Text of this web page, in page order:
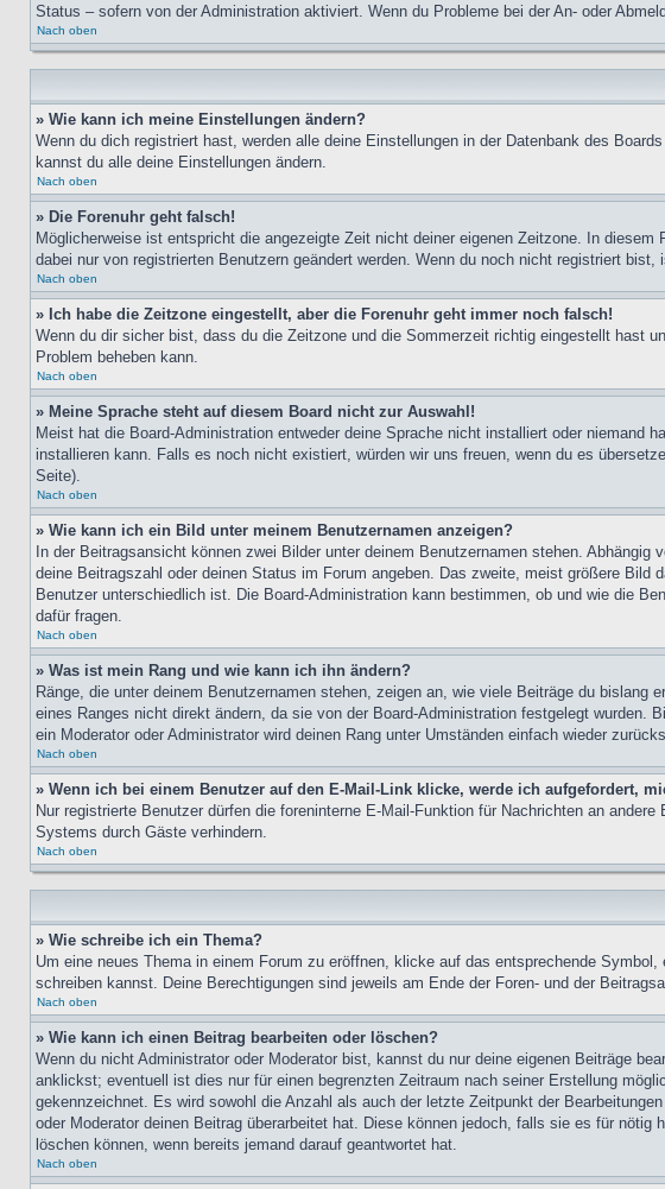
Status – sofern von der Administration aktiviert. Wenn du Probleme bei der An- oder
Nach oben
» Wie kann ich meine Einstellungen ändern?
Wenn du dich registriert hast, werden alle deine Einstellungen in der Datenbank des
kannst du alle deine Einstellungen ändern.
Nach oben
» Die Forenuhr geht falsch!
Möglicherweise ist entspricht die angezeigte Zeit nicht deiner eigenen Zeitzone. In
dabei nur von registrierten Benutzern geändert werden. Wenn du noch nicht registriert
Nach oben
» Ich habe die Zeitzone eingestellt, aber die Forenuhr geht immer noch falsch!
Wenn du dir sicher bist, dass du die Zeitzone und die Sommerzeit richtig eingestellt hast
Problem beheben kann.
Nach oben
» Meine Sprache steht auf diesem Board nicht zur Auswahl!
Meist hat die Board-Administration entweder deine Sprache nicht installiert oder niemand
installieren kann. Falls es noch nicht existiert, würden wir uns freuen, wenn du es
Seite).
Nach oben
» Wie kann ich ein Bild unter meinem Benutzernamen anzeigen?
In der Beitragsansicht können zwei Bilder unter deinem Benutzernamen stehen.
deine Beitragszahl oder deinen Status im Forum angeben. Das zweite, meist größere
Benutzer unterschiedlich ist. Die Board-Administration kann bestimmen, ob und wie die
dafür fragen.
Nach oben
» Was ist mein Rang und wie kann ich ihn ändern?
Ränge, die unter deinem Benutzernamen stehen, zeigen an, wie viele Beiträge du
eines Ranges nicht direkt ändern, da sie von der Board-Administration festgelegt
ein Moderator oder Administrator wird deinen Rang unter Umständen einfach wieder
Nach oben
» Wenn ich bei einem Benutzer auf den E-Mail-Link klicke, werde ich aufgefordert,
Nur registrierte Benutzer dürfen die foreninterne E-Mail-Funktion für Nachrichten an
Systems durch Gäste verhindern.
Nach oben
» Wie schreibe ich ein Thema?
Um eine neues Thema in einem Forum zu eröffnen, klicke auf das entsprechende
schreiben kannst. Deine Berechtigungen sind jeweils am Ende der Foren- und der
Nach oben
» Wie kann ich einen Beitrag bearbeiten oder löschen?
Wenn du nicht Administrator oder Moderator bist, kannst du nur deine eigenen Beiträge
anklickst; eventuell ist dies nur für einen begrenzten Zeitraum nach seiner Erstellung
gekennzeichnet. Es wird sowohl die Anzahl als auch der letzte Zeitpunkt der
oder Moderator deinen Beitrag überarbeitet hat. Diese können jedoch, falls sie es für
löschen können, wenn bereits jemand darauf geantwortet hat.
Nach oben